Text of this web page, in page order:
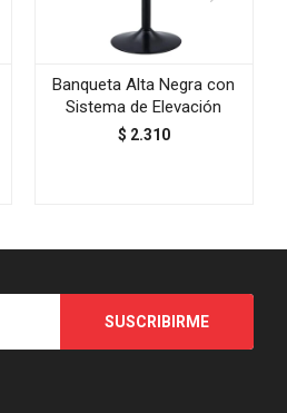
Banqueta Alta Negra con
Sistema de Elevación
$ 2.310
SUSCRIBIRME